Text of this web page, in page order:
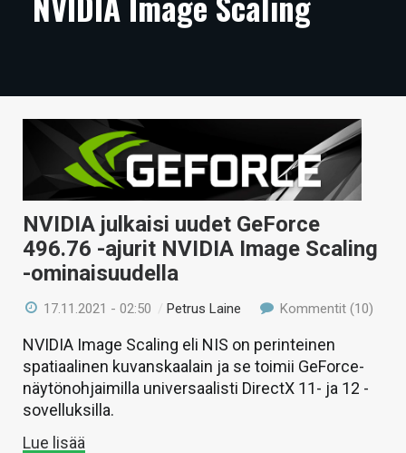
ARTIKKELIT
TECHBBS
HINTA.FI
KAUPPA
VAIHDA TEEMA
HAKU
NVIDIA julkaisi uudet GeForce
496.76 -ajurit NVIDIA Image Scaling
-ominaisuudella
17.11.2021 - 02:50 /Petrus Laine Kommentit (10)
NVIDIA Image Scaling eli NIS on perinteinen
spatiaalinen kuvanskaalain ja se toimii GeForce-
näytönohjaimilla universaalisti DirectX 11- ja 12 -
sovelluksilla.
Lue lisää